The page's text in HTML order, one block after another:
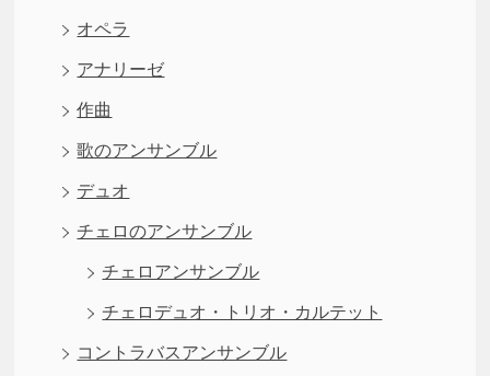
オペラ
アナリーゼ
作曲
歌のアンサンブル
デュオ
チェロのアンサンブル
チェロアンサンブル
チェロデュオ・トリオ・カルテット
コントラバスアンサンブル